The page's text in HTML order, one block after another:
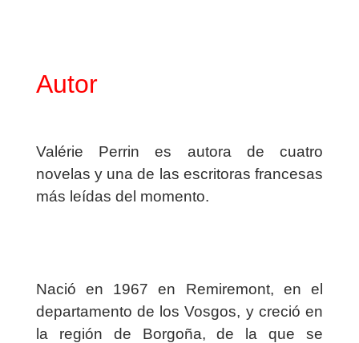
Autor
Valérie Perrin es autora de cuatro
novelas y una de las escritoras francesas
más leídas del momento.
Nació en 1967 en Remiremont, en el
departamento de los Vosgos, y creció en
la región de Borgoña, de la que se